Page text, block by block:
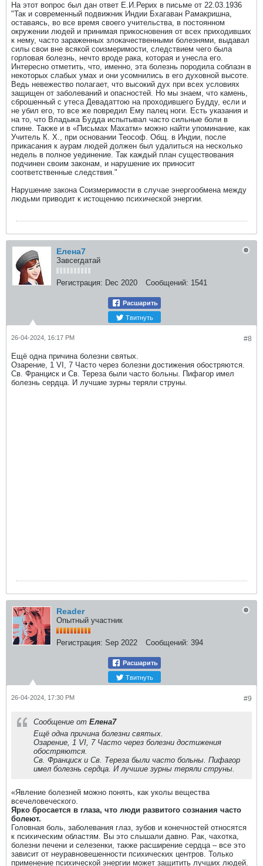
На этот вопрос был дан ответ Е.И.Рерих в письме от 22.03.1936
"Так и современный подвижник Индии Бхагаван Рамакришна,
оставаясь, во все время своего учительства, в постоянном
окружении людей и принимая прикосновения от всех приходивших
к нему, часто зараженных злокачественными болезнями, выдавал
силы свои вне всякой соизмеримости, следствием чего была
горловая болезнь, нечто вроде рака, которая и унесла его.
Интересно отметить, что, именно, эта болезнь породила соблазн в
некоторых слабых умах и они усомнились в его духовной высоте.
Ведь невежество полагает, что высокий дух при всех условиях
защищен от заболеваний и опасностей. Но мы знаем, что камень,
сброшенный с утеса Девадаттою на проходившего Будду, если и
не убил его, то все же повредил Ему палец ноги. Есть указания и
на то, что Владыка Будда испытывал часто сильные боли в
спине. Также и в «Письмах Махатм» можно найти упоминание, как
Учитель К. Х., при основании Теософ. Общ. в Индии, после
прикасания к аурам людей должен был удалиться на несколько
недель в полное уединение. Так каждый план существования
подчинен своим законам, и нарушение их приносит
соответственные следствия."
Нарушение закона Соизмеримости в случае энергообмена между
людьми приводит к истощению психической энергии.
Елена7
Завсегдатай
Регистрация: Dec 2020 Сообщений: 1541
Расшарить
Твитнуть
#8
26-04-2024, 16:17 PM
Ещё одна причина болезни святых.
Озарение, 1 VI, 7 Часто через болезни достижения обостряются.
Св. Франциск и Св. Тереза были часто больны. Пифагор имел
болезнь сердца. И лучшие зурны теряли струны.​
Reader
Опытный участник
Регистрация: Sep 2022 Сообщений: 394
Расшарить
Твитнуть
#9
26-04-2024, 17:30 PM
Сообщение от Елена7
Ещё одна причина болезни святых.
Озарение, 1 VI, 7 Часто через болезни достижения
обостряются.
Св. Франциск и Св. Тереза были часто больны. Пифагор
имел болезнь сердца. И лучшие зурны теряли струны.​
«Явление болезней можно понять, как уколы вещества
всечеловеческого.
Ярко бросается в глаза, что люди развитого сознания часто
болеют.
Головная боль, заболевания глаз, зубов и конечностей относятся
к психическим областям. Вы это слышали давно. Рак, чахотка,
болезни печени и селезенки, также расширение сердца – все это
зависит от неуравновешенности психических центров. Только
применение психической энергии может защитить лучших людей.